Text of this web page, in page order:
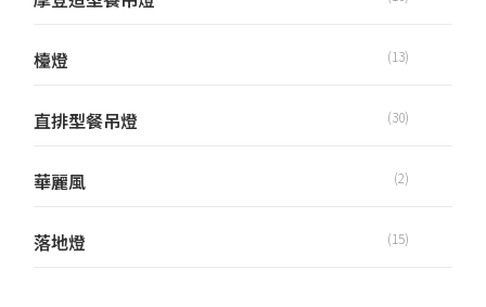
檯燈 (13)
直排型餐吊燈 (30)
華麗風 (2)
落地燈 (15)